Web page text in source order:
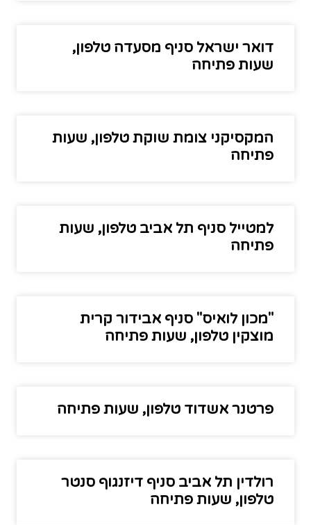
דואר ישראל סניף מסעדה טלפון,
שעות פתיחה
המקסיקני צומת שוקת טלפון, שעות
פתיחה
למטייל סניף תל אביב טלפון, שעות
פתיחה
"מכון לואיס" סניף אבידור קרית
מוצקין טלפון, שעות פתיחה
פרטנר אשדוד טלפון, שעות פתיחה
רולדין תל אביב סניף דיזנגוף סנטר
טלפון, שעות פתיחה